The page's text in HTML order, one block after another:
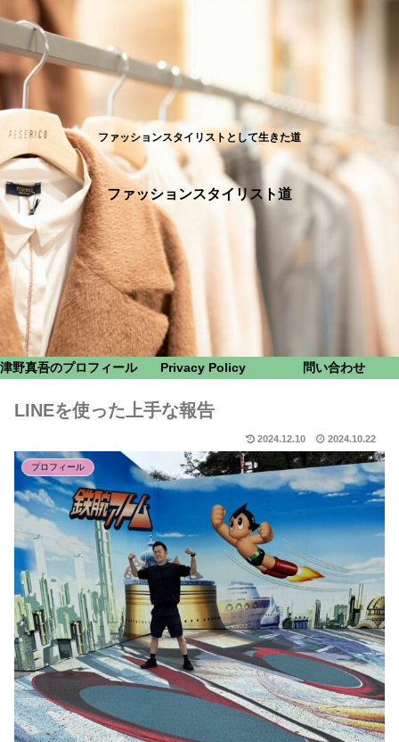
ファッションスタイリストとして生きた道
ファッションスタイリスト道
津野真吾のプロフィール Privacy Policy 問い合わせ
LINEを使った上手な報告
2024.12.10 2024.10.22
プロフィール